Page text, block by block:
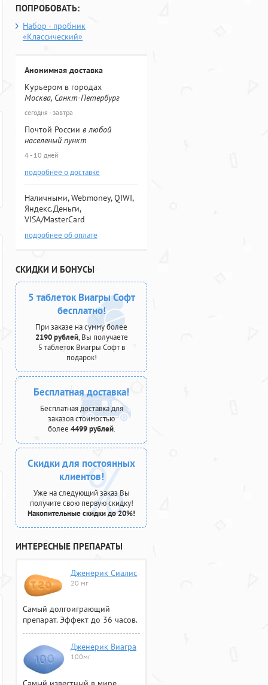
ПОПРОБОВАТЬ:
Набор - пробник
«Классический»
Анонимная доставка
Курьером в городах
Москва, Санкт-Петербург
сегодня - завтра
Почтой России в любой
населеный пункт
4 - 10 дней
подробнее о доставке
Наличными, Webmoney, QIWI,
Яндекс.Деньги,
VISA/MasterCard
подробнее об оплате
СКИДКИ И БОНУСЫ
5 таблеток Виагры Софт
бесплатно!
При заказе на сумму более
2190 рублей, Вы получаете
5 таблеток Виагры Софт в
подарок!
Бесплатная доставка!
Бесплатная доставка для
заказов стоимостью
более 4499 рублей.
Скидки для постоянных
клиентов!
Уже на следующий заказ Вы
получите свою первую скидку!
Накопительные скидки до 20%!
ИНТЕРЕСНЫЕ ПРЕПАРАТЫ
Дженерик Сиалис
20 мг
Самый долгоиграющий
препарат. Эффект до 36 часов.
Дженерик Виагра
100мг